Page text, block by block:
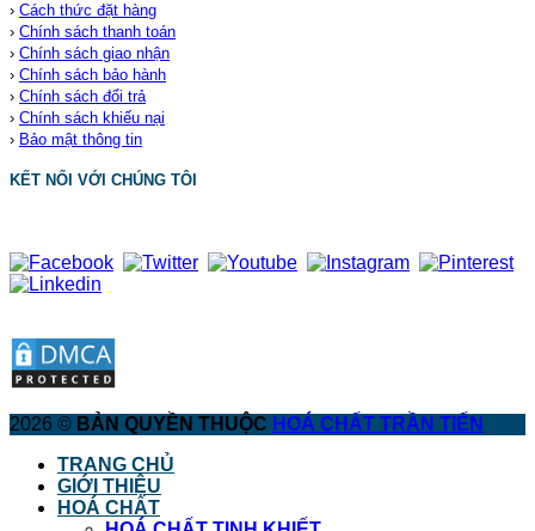
› Cách thức đặt hàng
› Chính sách thanh toán
› Chính sách giao nhận
› Chính sách bảo hành
› Chính sách đổi trả
› Chính sách khiếu nại
› Bảo mật thông tin
KẾT NỐI VỚI CHÚNG TÔI
2026 © BẢN QUYỀN THUỘC HOÁ CHẤT TRẦN TIẾN
TRANG CHỦ
GIỚI THIỆU
HOÁ CHẤT